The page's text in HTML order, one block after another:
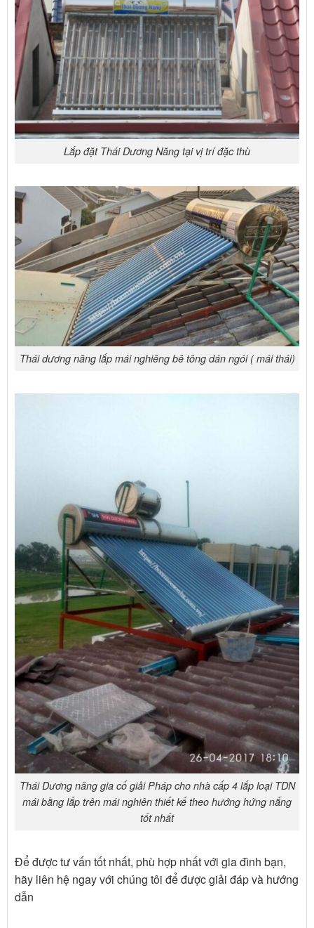
Lắp đặt Thái Dương Năng tại vị trí đặc thù
Thái dương năng lắp mái nghiêng bê tông dán ngói ( mái thái)
Thái Dương năng gia cố giải Pháp cho nhà cấp 4 lắp loại TDN
mái bằng lắp trên mái nghiên thiết kế theo hướng hứng nắng
tốt nhất
Để được tư vấn tốt nhất, phù hợp nhất với gia đình bạn,
hãy liên hệ ngay với chúng tôi để được giải đáp và hướng
dẫn